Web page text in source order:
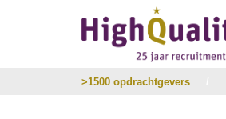
>1500 opdrachtgevers